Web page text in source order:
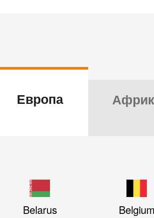
Европа
Belarus Belgium